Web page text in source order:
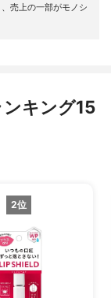
売上の一部がモノシ
キング15
2位